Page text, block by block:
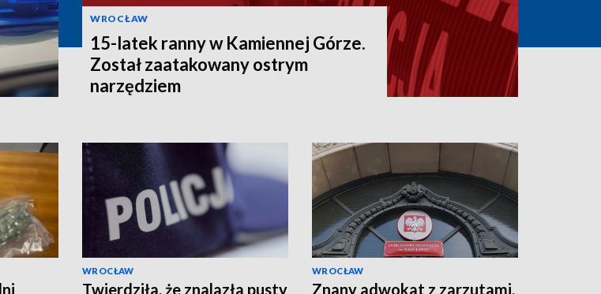
WROCŁAW
15-latek ranny w Kamiennej Górze.
Został zaatakowany ostrym
narzędziem
WROCŁAW
Twierdziła, że znalazła pusty
WROCŁAW
Znany adwokat z zarzutami.